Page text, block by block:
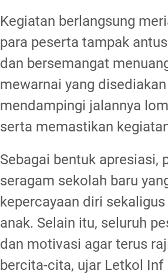
Kegiatan berlangsung
para peserta tampak
dan bersemangat
mewarnai yang
mendampingi jalannya
serta memastikan
Sebagai bentuk apresiasi,
seragam sekolah baru
kepercayaan diri
anak. Selain itu, seluruh
dan motivasi agar terus
bercita-cita, ujar Letkol